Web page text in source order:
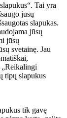
Tai yra
jūsų
slapukas.
jūsų
jūsų
svetainę. Jau
„Reikalingi
tipų slapukus
tik gavę